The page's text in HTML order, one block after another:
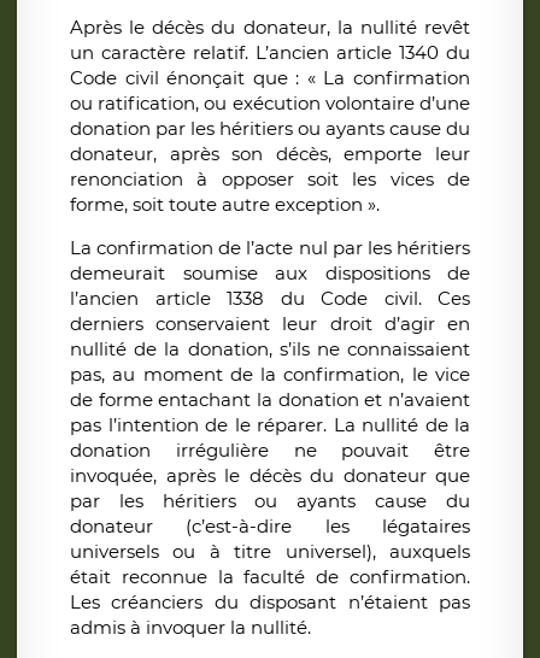
Après le décès du donateur, la nullité revêt
un caractère relatif. L’ancien article 1340 du
Code civil énonçait que : « La confirmation
ou ratification, ou exécution volontaire d’une
donation par les héritiers ou ayants cause du
donateur, après son décès, emporte leur
renonciation à opposer soit les vices de
forme, soit toute autre exception ».
La confirmation de l’acte nul par les héritiers
demeurait soumise aux dispositions de
l’ancien article 1338 du Code civil. Ces
derniers conservaient leur droit d’agir en
nullité de la donation, s’ils ne connaissaient
pas, au moment de la confirmation, le vice
de forme entachant la donation et n’avaient
pas l’intention de le réparer. La nullité de la
donation irrégulière ne pouvait être
invoquée, après le décès du donateur que
par les héritiers ou ayants cause du
donateur (c’est-à-dire les légataires
universels ou à titre universel), auxquels
était reconnue la faculté de confirmation.
Les créanciers du disposant n’étaient pas
admis à invoquer la nullité.